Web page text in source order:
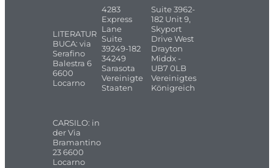
LITERATUR
BUCA: via
Serafino
Balestra 6
6600
Locarno
CARSILO: in
der Via
Bramantino
23 6600
Locarno
4283
Express
Lane
Suite
39249-182
34249
Sarasota
Vereinigte
Staaten
Suite 3962-
182 Unit 9,
Skyport
Drive West
Drayton
Middx -
UB7 0LB
Vereinigtes
Königreich